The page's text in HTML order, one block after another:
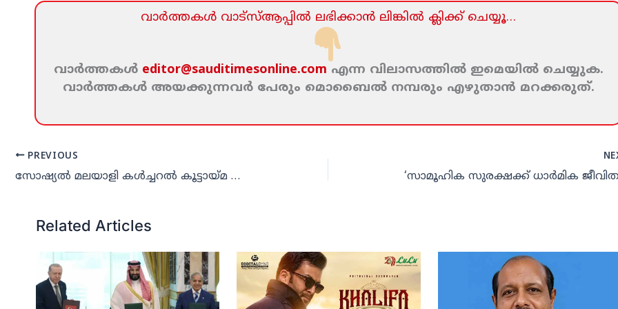
വാര്‍ത്തകള്‍ വാട്‌സ്‌ആപ്പില്‍ ലഭിക്കാന്‍ ലിങ്കില്‍ ക്ലിക്ക്‌ ചെയ്യൂ…
വാര്‍ത്തകള്‍ editor@sauditimesonline.com എന്ന വിലാസത്തില്‍ ഇമെയില്‍ ചെയ്യുക.
വാര്‍ത്തകള്‍ അയക്കുന്നവര്‍ പേരും മൊബൈല്‍ നമ്പരും എഴുതാന്‍ മറക്കരുത്‌.
PREVIOUS
സോഷ്യല്‍ മലയാളി കള്‍ച്ചറല്‍ കൂട്ടായ്മ ഓണാഘോഷം
Related Articles